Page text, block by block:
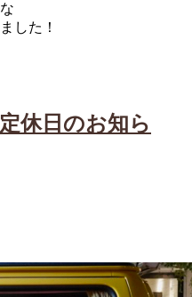
した！
休日のお知ら